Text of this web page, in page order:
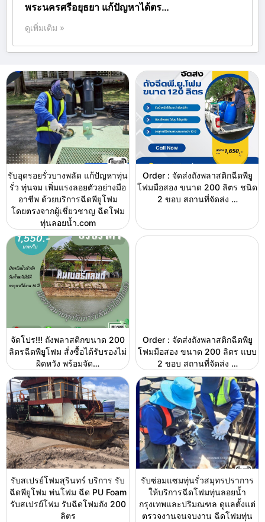
พระนครศรีอยุธยา แก้ปัญหาได้ตร…
ดูเพิ่มเติม »
รับอุดรอยรั่วบางพลัด แก้ปัญหาทุ่น
รั่ว ทุ่นจม เพิ่มแรงลอยตัวอย่างมือ
อาชีพ ด้วยบริการฉีดพียูโฟม
โดยตรงจากผู้เชี่ยวชาญ ฉีดโฟม
ทุ่นลอยน้ำ.com
Order : จัดส่งถังพลาสติกฉีดพียู
โฟมมือสอง ขนาด 200 ลิตร ชนิด
2 ขอบ สถานที่จัดส่ง …
จัดโปร!!! ถังพลาสติกขนาด 200
ลิตรฉีดพียูโฟม สั่งซื้อได้รับรองไม่
ผิดหวัง พร้อมจัด…
Order : จัดส่งถังพลาสติกฉีดพียู
โฟมมือสอง ขนาด 200 ลิตร แบบ
2 ขอบ สถานที่จัดส่ง …
รับสเปรย์โฟมสุรินทร์ บริการ รับ
ฉีดพียูโฟม พ่นโฟม ฉีด PU Foam
รับสเปรย์โฟม รับฉีดโฟมถัง 200
ลิตร
รับซ่อมแซมทุ่นรั่วสมุทรปราการ
ให้บริการฉีดโฟมทุ่นลอยน้ำ
กรุงเทพและปริมณฑล ดูแลตั้งแต่
ตรวจงานจนจบงาน ฉีดโฟมทุ่น